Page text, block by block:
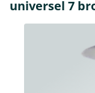
universel 7